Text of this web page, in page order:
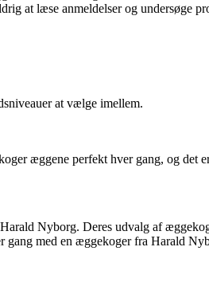
at læse anmeldelser og undersøge
at vælge imellem.
æggene perfekt hver gang, og det
Nyborg. Deres udvalg af
med en æggekoger fra Harald